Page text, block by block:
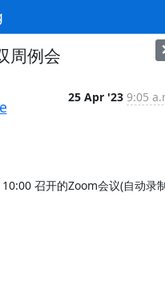
周例会
25 Apr '23 9:05
召开的Zoom会议(自动录